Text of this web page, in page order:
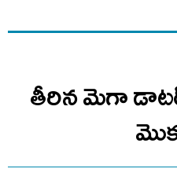
తీరిన మెగా